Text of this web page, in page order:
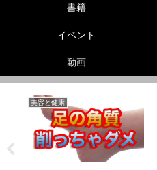
書籍
イベント
動画
美容と健康